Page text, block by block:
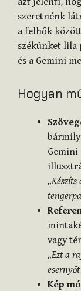
szeretnénk
a felhők
székünket lila
és a Gemini
Hogyan
Gemini
vagy
„Ezt a
Kép